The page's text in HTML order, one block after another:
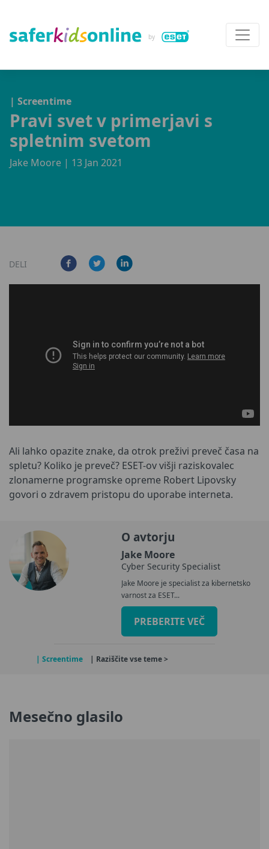
| Screentime
Pravi svet v primerjavi s
spletnim svetom
Jake Moore | 13 Jan 2021
DELI
Ali lahko opazite znake, da otrok preživi preveč časa na
spletu? Koliko je preveč? ESET-ov višji raziskovalec
zlonamerne programske opreme Robert Lipovsky
govori o zdravem pristopu do uporabe interneta.
O avtorju
Jake Moore
Cyber Security Specialist
Jake Moore je specialist za kibernetsko
varnost za ESET...
PREBERITE VEČ
| Screentime | Raziščite vse teme >
Mesečno glasilo